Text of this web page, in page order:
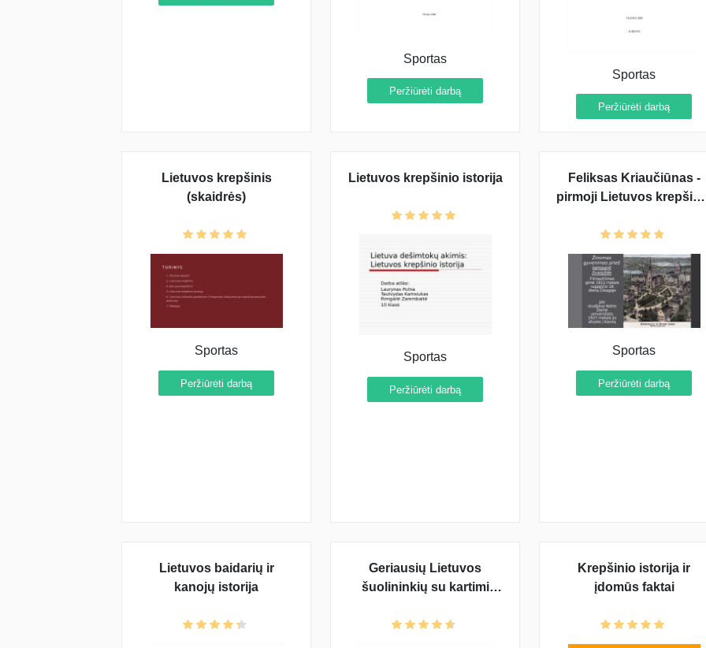
Sportas
Peržiūrėti darbą
Sportas
Peržiūrėti darbą
Lietuvos krepšinis
(skaidrės)
Sportas
Peržiūrėti darbą
Lietuvos krepšinio istorija
Sportas
Peržiūrėti darbą
Feliksas Kriaučiūnas -
pirmoji Lietuvos
Sportas
Peržiūrėti darbą
Lietuvos baidarių ir
kanojų istorija
Geriausių Lietuvos
šuolininkių su kartimi
atsispyrimo technikos
Krepšinio istorija ir
įdomūs faktai